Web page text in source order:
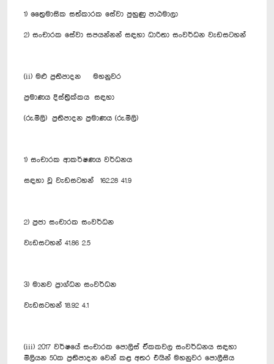
1) ත්‍රෛමාසික සත්කාරක සේවා පුහුණු පාඨමාලා
2) සංචාරක සේවා සපයන්නන් සඳහා ධාරිතා සංවර්ධන වැඩසටහන්
(ii) මළු ප්‍රතිපාදන මහනුවර
ප්‍රමාණය දිස්ත්‍රික්කය සඳහා
(රු.මිලි) ප්‍රතිපාදන ප්‍රමාණය (රු.මිලි)
1) සංචාරක ආකර්ෂණය වර්ධනය
සඳහා වූ වැඩසටහන් 162.28 41.9
2) ප්‍රජා සංචාරක සංවර්ධන
වැඩසටහන් 41.86 2.5
3) මානව ප්‍රාග්ධන සංවර්ධන
වැඩසටහන් 18.92 4.1
(iii) 2017 වර්ෂයේ සංචාරක පොලිස් ඒකකවල සංවර්ධනය සඳහා
මිලියන 50ක ප්‍රතිපාදන වෙන් කළ අතර එයින් මහනුවර පොලීසිය